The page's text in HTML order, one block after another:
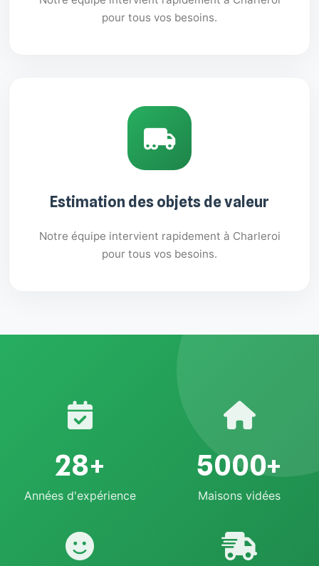
pour tous vos besoins.
Estimation des objets de valeur
Notre équipe intervient rapidement à Charleroi
pour tous vos besoins.
28+
Années d'expérience
5000+
Maisons vidées